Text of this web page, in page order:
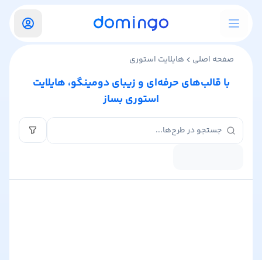
صفحه اصلی هایلایت استوری
با قالب‌های حرفه‌ای و زیبای دومینگو، هایلایت
استوری بساز